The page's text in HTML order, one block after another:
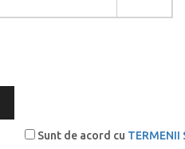
Sunt de acord cu TERMENII